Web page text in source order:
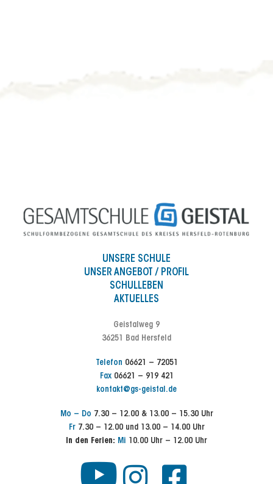
UNSERE SCHULE
UNSER ANGEBOT / PROFIL
SCHULLEBEN
AKTUELLES
Geistalweg 9
36251 Bad Hersfeld
Telefon 06621 – 72051
Fax06621 – 919 421
kontakt@gs-geistal.de
Mo – Do 7.30 – 12.00 & 13.00 – 15.30 Uhr
Fr7.30 – 12.00 und 13.00 – 14.00 Uhr
In den Ferien: Mi 10.00 Uhr – 12.00 Uhr
Y I F